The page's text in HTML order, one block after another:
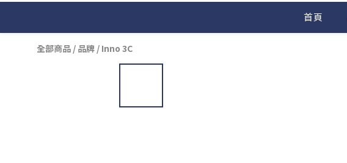
首頁
全部商品 / 品牌 / Inno 3C